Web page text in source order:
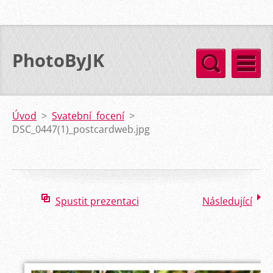
PhotoByJK
Úvod > Svatební focení >
DSC_0447(1)_postcardweb.jpg
Spustit prezentaci Následující